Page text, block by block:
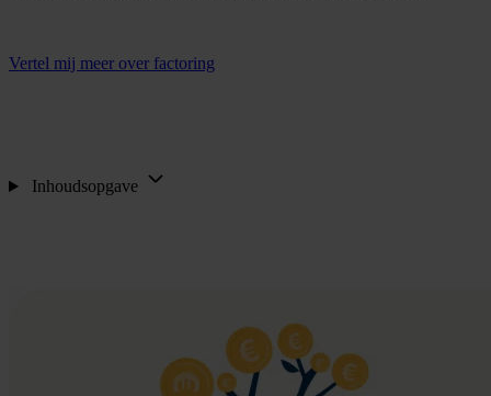
Vertel mij meer over factoring
Inhoudsopgave